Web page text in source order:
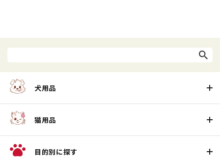
犬用品
猫用品
目的別に探す